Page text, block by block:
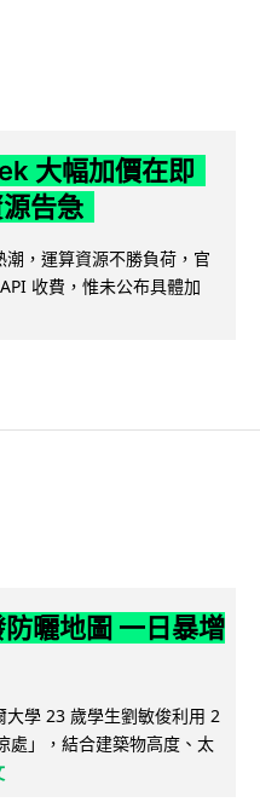
大幅加價在即
告急
，運算資源不勝負荷，官
收費，惟未公布具體加
曬地圖 一日暴增
大學 23 歲學生劉敏俊利用 2
處」，結合建築物高度、太